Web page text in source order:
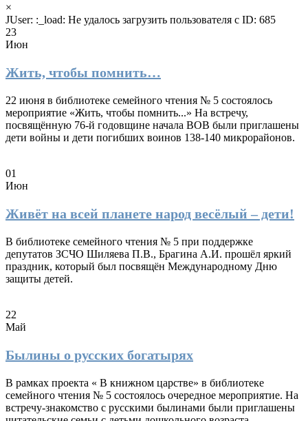
×
JUser: :_load: Не удалось загрузить пользователя с ID: 685
23
Июн
Жить, чтобы помнить…
22 июня в библиотеке семейного чтения № 5 состоялось
мероприятие «Жить, чтобы помнить...» На встречу,
посвящённую 76-й годовщине начала ВОВ были приглашены
дети войны и дети погибших воинов 138-140 микрорайонов.
01
Июн
Живёт на всей планете народ весёлый – дети!
В библиотеке семейного чтения № 5 при поддержке
депутатов ЗСЧО Шиляева П.В., Брагина А.И. прошёл яркий
праздник, который был посвящён Международному Дню
защиты детей.
22
Май
Былины о русских богатырях
В рамках проекта « В книжном царстве» в библиотеке
семейного чтения № 5 состоялось очередное мероприятие. На
встречу-знакомство с русскими былинами были приглашены